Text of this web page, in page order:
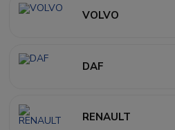
VOLVO
DAF
RENAULT